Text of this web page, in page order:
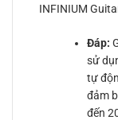
INFINIUM
Đáp:
sử
tự
đảm
đến